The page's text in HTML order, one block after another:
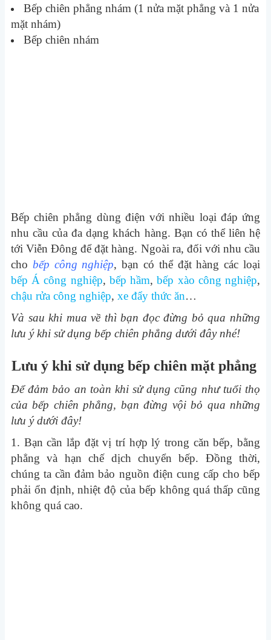
Bếp chiên phẳng nhám (1 nửa mặt phẳng và 1 nửa
mặt nhám)
Bếp chiên nhám
Bếp chiên phẳng dùng điện với nhiều loại đáp ứng
nhu cầu của đa dạng khách hàng. Bạn có thể liên hệ
tới Viễn Đông để đặt hàng. Ngoài ra, đối với nhu cầu
cho bếp công nghiệp, bạn có thể đặt hàng các loại
bếp Á công nghiệp, bếp hầm,bếp xào công nghiệp,
chậu rửa công nghiệp, xe đẩy thức ăn…
Và sau khi mua về thì bạn đọc đừng bỏ qua những
lưu ý khi sử dụng bếp chiên phẳng dưới đây nhé!
Lưu ý khi sử dụng bếp chiên mặt phẳng
Để đảm bảo an toàn khi sử dụng cũng như tuổi thọ
của bếp chiên phẳng, bạn đừng vội bỏ qua những
lưu ý dưới đây!
1. Bạn cần lắp đặt vị trí hợp lý trong căn bếp, bằng
phẳng và hạn chế dịch chuyển bếp. Đồng thời,
chúng ta cần đảm bảo nguồn điện cung cấp cho bếp
phải ổn định, nhiệt độ của bếp không quá thấp cũng
không quá cao.